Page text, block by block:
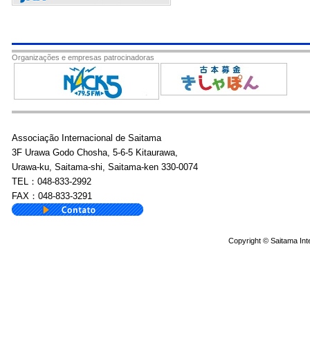
Organizações e empresas patrocinadoras
Associação Internacional de Saitama
3F Urawa Godo Chosha, 5-6-5 Kitaurawa,
Urawa-ku, Saitama-shi, Saitama-ken 330-0074
TEL：048-833-2992
FAX：048-833-3291
Copyright © Saitama